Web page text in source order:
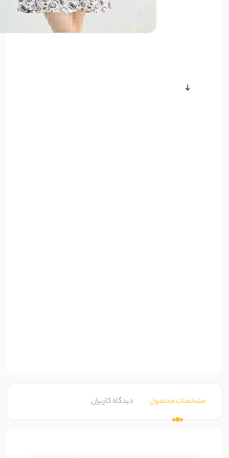
مشخصات محصول دیدگاه کاربران